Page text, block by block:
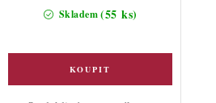
Skladem(55 ks)